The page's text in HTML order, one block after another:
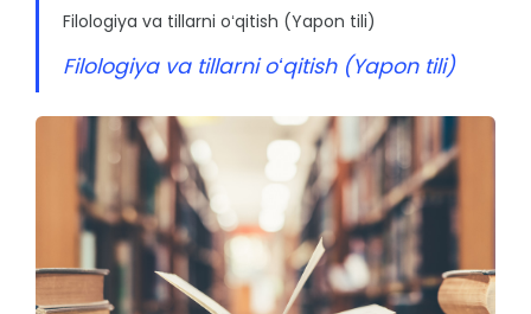
Filologiya va tillarni oʻqitish (Yapon tili)
Filologiya va tillarni oʻqitish (Yapon tili)